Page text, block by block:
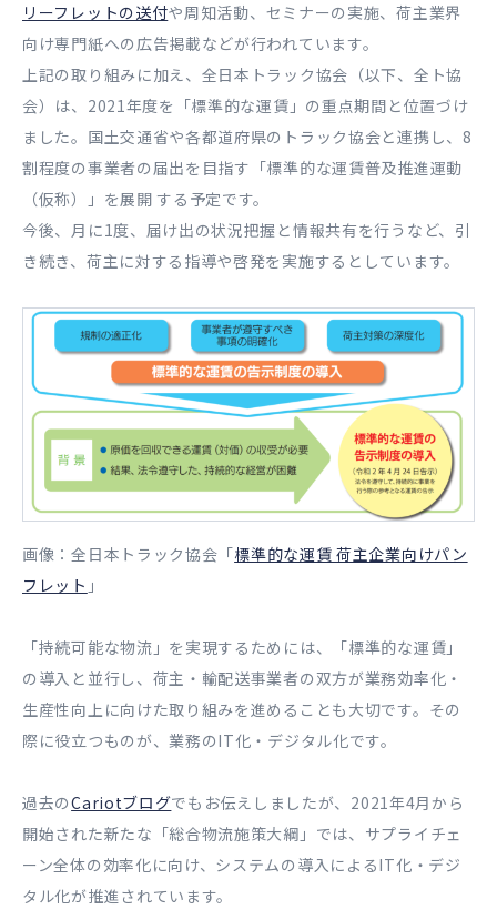
リーフレットの送付や周知活動、セミナーの実施、荷主業界
向け専門紙への広告掲載などが行われています。
上記の取り組みに加え、全日本トラック協会（以下、全ト協
会）は、2021年度を「標準的な運賃」の重点期間と位置づけ
ました。国土交通省や各都道府県のトラック協会と連携し、8
割程度の事業者の届出を目指す「標準的な運賃普及推進運動
（仮称）」を展開 する予定です。
今後、月に1度、届け出の状況把握と情報共有を行うなど、引
き続き、荷主に対する指導や啓発を実施するとしています。
画像：全日本トラック協会「標準的な運賃 荷主企業向けパン
フレット 」
「持続可能な物流」を実現するためには、「標準的な運賃」
の導入と並行し、荷主・輸配送事業者の双方が業務効率化・
生産性向上に向けた取り組みを進めることも大切です。その
際に役立つものが、業務のIT化・デジタル化です。
過去のCariotブログでもお伝えしましたが、2021年4月から
開始された新たな「総合物流施策大綱」では、サプライチェ
ーン全体の効率化に向け、システムの導入によるIT化・デジ
タル化が推進されています。